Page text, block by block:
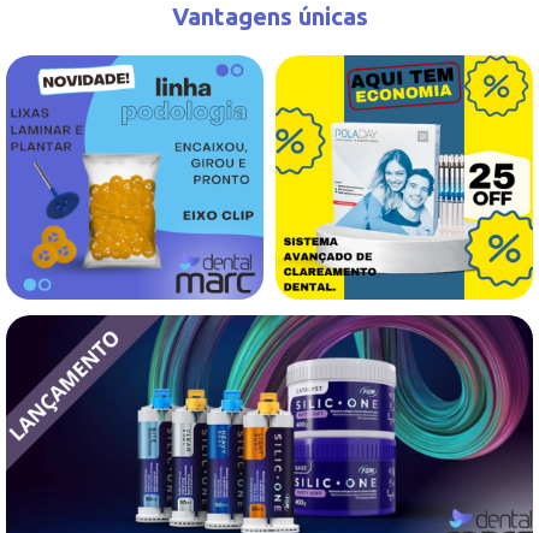
Vantagens únicas